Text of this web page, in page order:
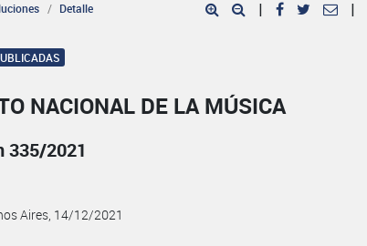
Detalle | |
NACIONAL DE LA MÚSICA
335/2021
Aires, 14/12/2021